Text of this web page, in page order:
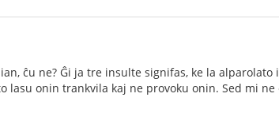
ĉu ne? Ĝi ja tre insulte signifas, ke la
lasu onin trankvila kaj ne provoku onin. Sed mi